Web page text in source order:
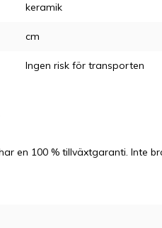
keramik
cm
Ingen risk för transporten
en 100 % tillväxtgaranti. Inte